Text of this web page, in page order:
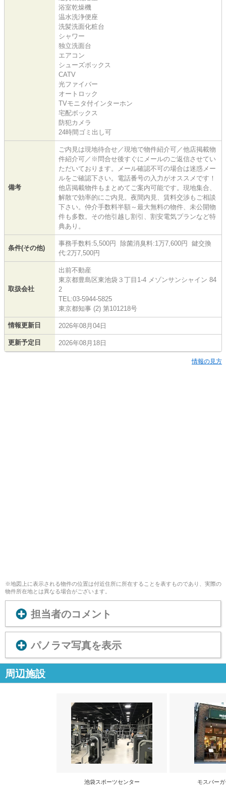
浴室乾燥機
温水洗浄便座
洗髪洗面化粧台
シャワー
独立洗面台
エアコン
シューズボックス
CATV
光ファイバー
オートロック
TVモニタ付インターホン
宅配ボックス
防犯カメラ
24時間ゴミ出し可
備考
ご内見は現地待合せ／現地で物件紹介可／他店掲載物
件紹介可／※問合せ後すぐにメールのご返信させてい
ただいております。メール確認不可の場合は迷惑メー
ルをご確認下さい。電話番号の入力がオススメです！
他店掲載物件もまとめてご案内可能です。現地集合、
解散で効率的にご内見。夜間内見、賃料交渉もご相談
下さい。仲介手数料半額～最大無料の物件、未公開物
件も多数。その他引越し割引、割安電気プランなど特
典あり。
条件(その他)
事務手数料:5,500円 除菌消臭料:1万7,600円 鍵交換
代:2万7,500円
取扱会社
出前不動産
東京都豊島区東池袋３丁目1-4 メゾンサンシャイン 84
2
TEL:03-5944-5825
東京都知事 (2) 第101218号
情報更新日 2026年08月04日
更新予定日 2026年08月18日
情報の見方
※地図上に表示される物件の位置は付近住所に所在することを表すものであり、実際の
物件所在地とは異なる場合がございます。
担当者のコメント
パノラマ写真を表示
周辺施設
池袋スポーツセンター モスバー